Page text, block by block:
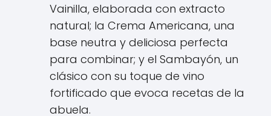
Vainilla, elaborada con extracto
natural; la Crema Americana, una
base neutra y deliciosa perfecta
para combinar; y el Sambayón, un
clásico con su toque de vino
fortificado que evoca recetas de la
abuela.